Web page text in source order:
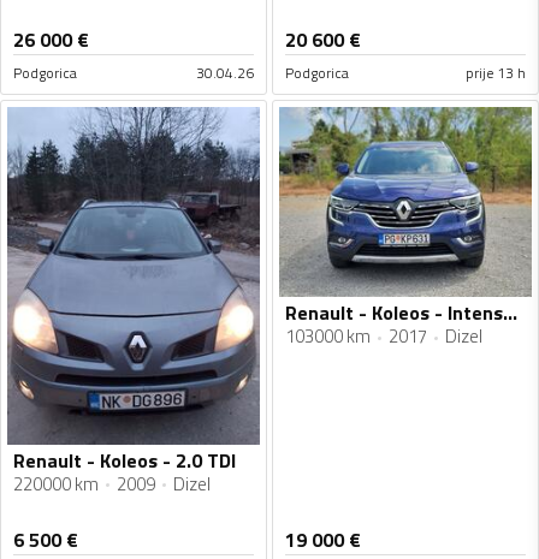
26 000€
Podgorica 30.04.26
20 600€
Podgorica prije 13 h
Renault - Koleos - 2.0 TDI
220000 km 2009 Dizel
6 500€
Renault - Koleos - Intense Energy 175 dci 4x4 decembar /2017
103000 km 2017 Dizel
19 000€